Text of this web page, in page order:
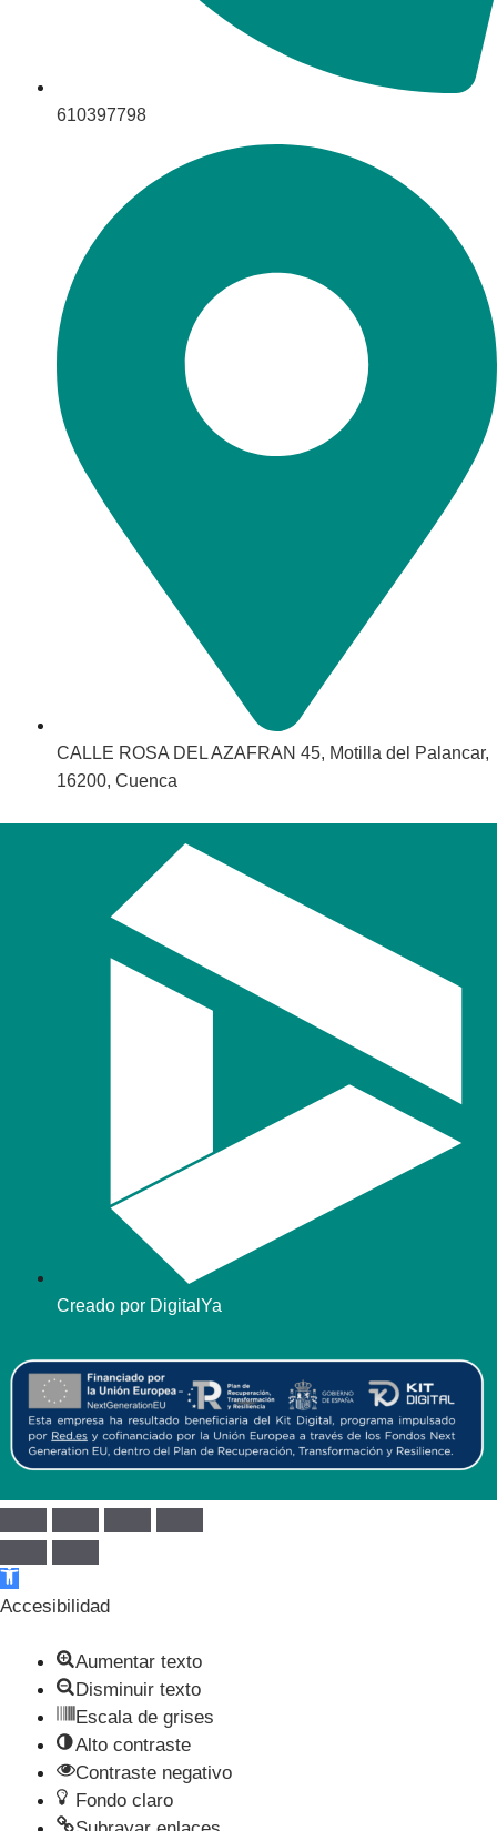
610397798
CALLE ROSA DEL AZAFRAN 45, Motilla del Palancar,
16200, Cuenca
Creado por DigitalYa
Abrir barra de herramientas
Accesibilidad
Aumentar texto
Disminuir texto
Escala de grises
Alto contraste
Contraste negativo
Fondo claro